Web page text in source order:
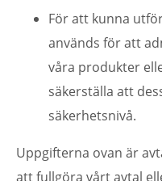
För att kunna
används för att
våra produkter
säkerställa att
säkerhetsnivå.
Uppgifterna ovan är
att fullgöra vårt avtal